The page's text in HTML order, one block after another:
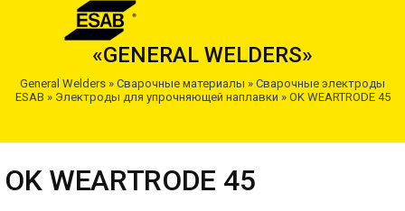
«GENERAL WELDERS»
General Welders » Сварочные материалы » Сварочные электроды
ESAB » Электроды для упрочняющей наплавки » OK WEARTRODE 45
OK WEARTRODE 45